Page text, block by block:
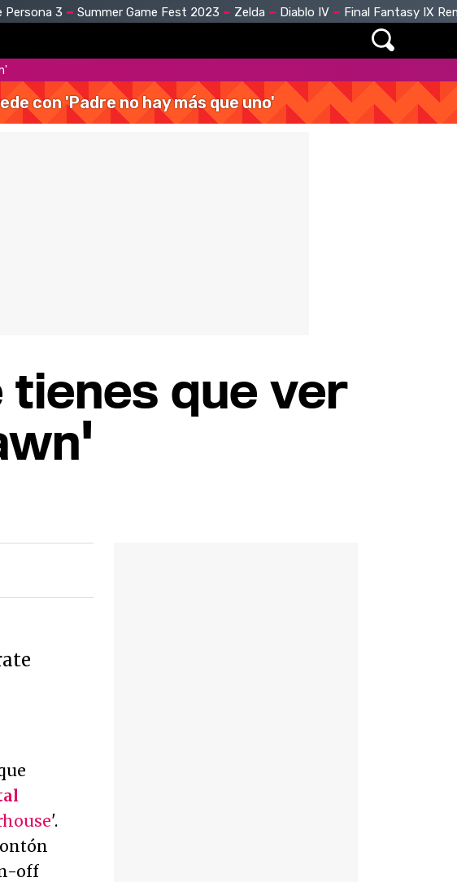
Persona 3 Summer Game Fest 2023 Zelda Diablo IV Final Fantasy IX
con 'Padre no hay más que uno'
que ver
'.
off